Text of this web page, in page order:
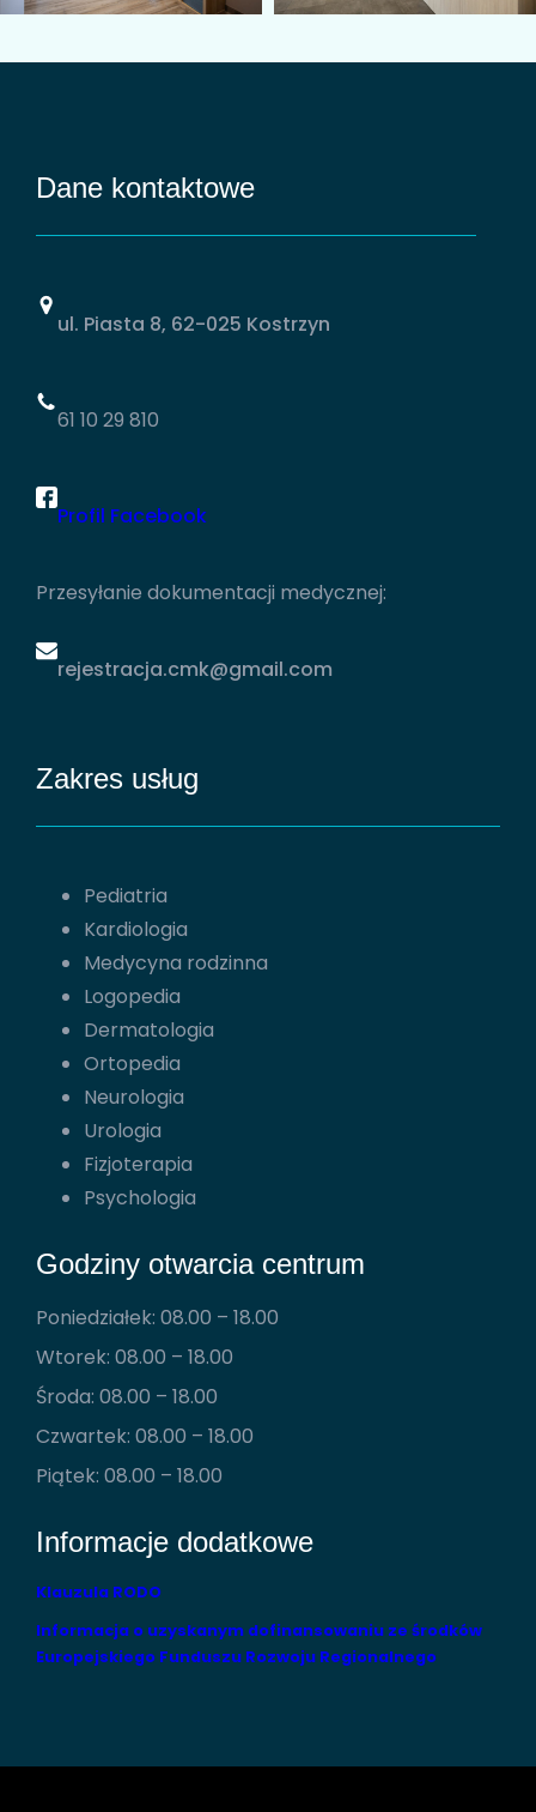
Dane kontaktowe
ul. Piasta 8, 62-025 Kostrzyn
61 10 29 810
Profil Facebook
Przesyłanie dokumentacji medycznej:
rejestracja.cmk@gmail.com
Zakres usług
Pediatria
Kardiologia
Medycyna rodzinna
Logopedia
Dermatologia
Ortopedia
Neurologia
Urologia
Fizjoterapia
Psychologia
Godziny otwarcia centrum
Poniedziałek: 08.00 – 18.00
Wtorek: 08.00 – 18.00
Środa: 08.00 – 18.00
Czwartek: 08.00 – 18.00
Piątek: 08.00 – 18.00
Informacje dodatkowe
Klauzula RODO
Informacja o uzyskanym dofinansowaniu ze środków
Europejskiego Funduszu Rozwoju Regionalnego